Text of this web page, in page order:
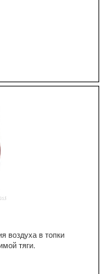
воздуха в топки
тяги.